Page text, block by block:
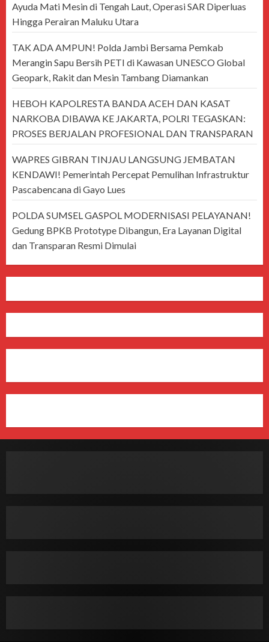
Ayuda Mati Mesin di Tengah Laut, Operasi SAR Diperluas
Hingga Perairan Maluku Utara
TAK ADA AMPUN! Polda Jambi Bersama Pemkab
Merangin Sapu Bersih PETI di Kawasan UNESCO Global
Geopark, Rakit dan Mesin Tambang Diamankan
HEBOH KAPOLRESTA BANDA ACEH DAN KASAT
NARKOBA DIBAWA KE JAKARTA, POLRI TEGASKAN:
PROSES BERJALAN PROFESIONAL DAN TRANSPARAN
WAPRES GIBRAN TINJAU LANGSUNG JEMBATAN
KENDAWI! Pemerintah Percepat Pemulihan Infrastruktur
Pascabencana di Gayo Lues
POLDA SUMSEL GASPOL MODERNISASI PELAYANAN!
Gedung BPKB Prototype Dibangun, Era Layanan Digital
dan Transparan Resmi Dimulai